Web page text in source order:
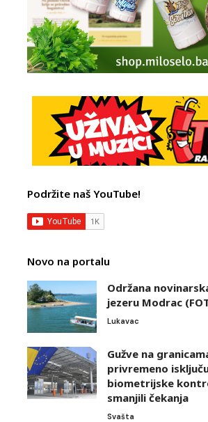
Podržite naš YouTube!
Novo na portalu
Održana
jezeru Modrac
Lukavac
Gužve na
privremeno
biometrijske
smanjili čekanja
Svašta